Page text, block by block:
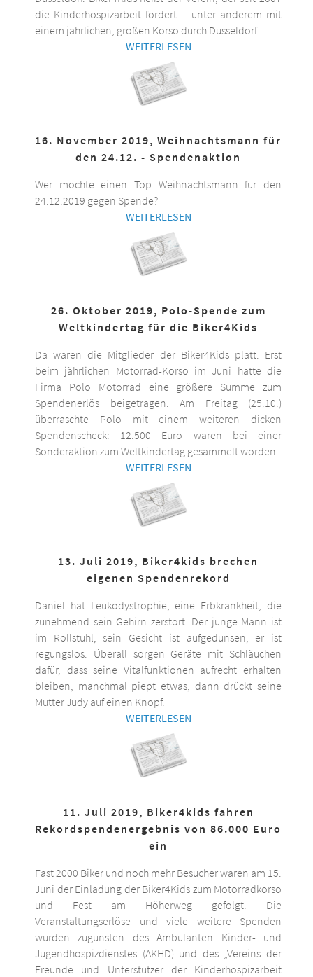
die Kinderhospizarbeit fördert – unter anderem mit
einem jährlichen, großen Korso durch Düsseldorf.
WEITERLESEN
16. November 2019, Weihnachtsmann für
den 24.12. - Spendenaktion
Wer möchte einen Top Weihnachtsmann für den
24.12.2019 gegen Spende?
WEITERLESEN
26. Oktober 2019, Polo-Spende zum
Weltkindertag für die Biker4Kids
Da waren die Mitglieder der Biker4Kids platt: Erst
beim jährlichen Motorrad-Korso im Juni hatte die
Firma Polo Motorrad eine größere Summe zum
Spendenerlös beigetragen. Am Freitag (25.10.)
überraschte Polo mit einem weiteren dicken
Spendenscheck: 12.500 Euro waren bei einer
Sonderaktion zum Weltkindertag gesammelt worden.
WEITERLESEN
13. Juli 2019, Biker4kids brechen
eigenen Spendenrekord
Daniel hat Leukodystrophie, eine Erbkrankheit, die
zunehmend sein Gehirn zerstört. Der junge Mann ist
im Rollstuhl, sein Gesicht ist aufgedunsen, er ist
regungslos. Überall sorgen Geräte mit Schläuchen
dafür, dass seine Vitalfunktionen aufrecht erhalten
bleiben, manchmal piept etwas, dann drückt seine
Mutter Judy auf einen Knopf.
WEITERLESEN
11. Juli 2019, Biker4kids fahren
Rekordspendenergebnis von 86.000 Euro
ein
Fast 2000 Biker und noch mehr Besucher waren am 15.
Juni der Einladung der Biker4Kids zum Motorradkorso
und Fest am Höherweg gefolgt. Die
Veranstaltungserlöse und viele weitere Spenden
wurden zugunsten des Ambulanten Kinder- und
Jugendhospizdienstes (AKHD) und des „Vereins der
Freunde und Unterstützer der Kinderhospizarbeit